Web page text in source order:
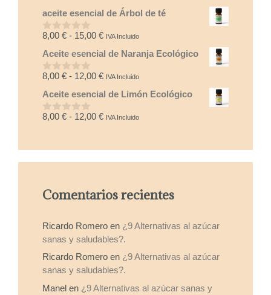
e
5
aceite esencial de Árbol de té
0
e
5
8,00 € - 15,00 €Rango
de
desde
15,00 €
IVA Incluido
Aceite esencial de Naranja Ecológico
0
e
5
8,00 € - 12,00 €Rango
de
desde
IVA Incluido
Aceite esencial de Limón Ecológico
0
8,00 € - 12,00 €Rango
12,00 €
IVA Incluido
Comentarios recientes
Ricardo Romero en ¿9 Alternativas al azúcar
sanas y saludables?.
Ricardo Romero en ¿9 Alternativas al azúcar
sanas y saludables?.
Manel en ¿9 Alternativas al azúcar sanas y